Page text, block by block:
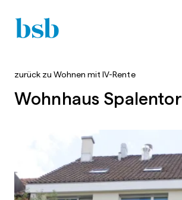
zurück zu Wohnen mit IV-Rente
Wohnhaus Spalentor